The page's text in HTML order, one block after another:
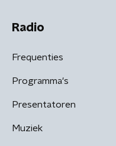
Radio
Frequenties
Programma's
Presentatoren
Muziek